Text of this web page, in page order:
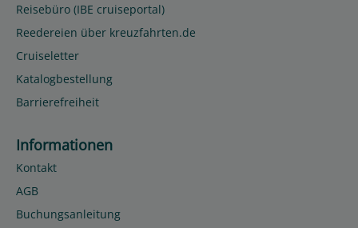
Reisebüro (IBE cruiseportal)
Reedereien über kreuzfahrten.de
Cruiseletter
Katalogbestellung
Barrierefreiheit
Informationen
Kontakt
AGB
Buchungsanleitung